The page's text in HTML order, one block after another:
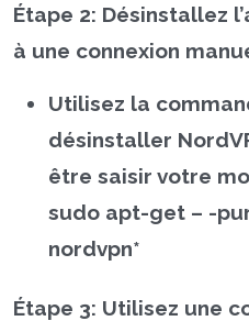
Étape 2: Désinstallez
à une connexion
Utilisez la
désinstaller
être saisir votre
sudo apt-get – -
nordvpn*
Étape 3: Utilisez une